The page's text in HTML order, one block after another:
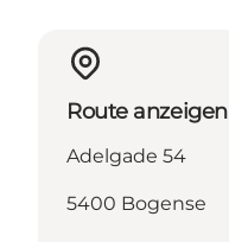
Route anzeigen
Adelgade 54
5400 Bogense